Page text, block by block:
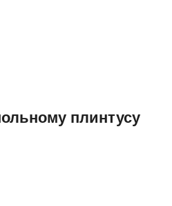
плинтусу